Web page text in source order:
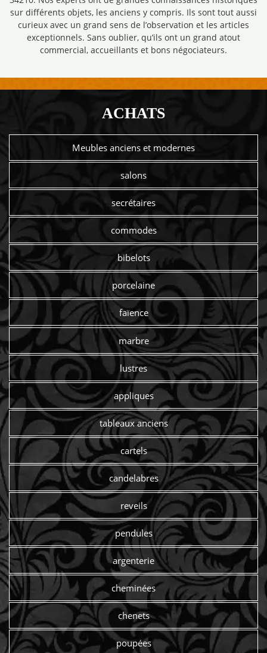
sur différents objets, les anciens y compris. Ils sont tout aussi
curieux avec un grand sens de l’observation et les articles
exceptionnels. Sans oublier, qu’ils ont un grand atout
commercial, accueillants et bons négociateurs.
ACHATS
Meubles anciens et modernes
salons
secrétaires
commodes
bibelots
porcelaine
faïence
marbre
lustres
appliques
tableaux anciens
cartels
candelabres
reveils
pendules
argenterie
cheminées
chenets
poupées